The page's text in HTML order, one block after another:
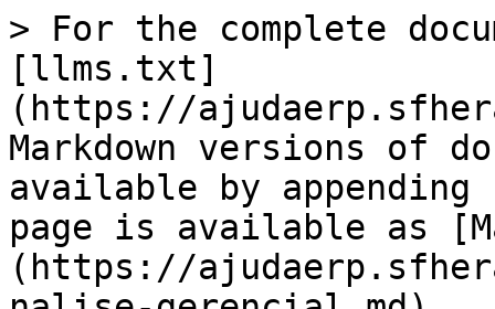
> For the complete
[llms.txt]
(https://
Markdown versions of
available by
page is available as
(https://